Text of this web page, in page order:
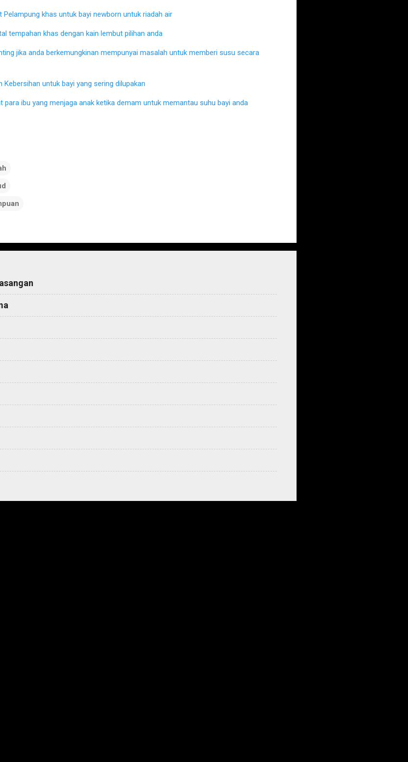
Pelampung khas untuk bayi newborn untuk riadah air
tempahan khas dengan kain lembut pilihan anda
jika anda berkemungkinan mempunyai masalah untuk memberi susu secara
Kebersihan untuk bayi yang sering dilupakan
para ibu yang menjaga anak ketika demam untuk memantau suhu bayi anda